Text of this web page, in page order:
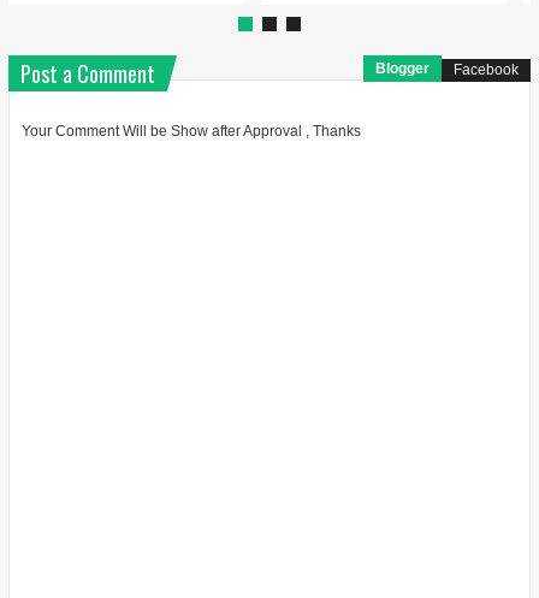
Post a Comment Blogger Facebook
Your Comment Will be Show after Approval , Thanks